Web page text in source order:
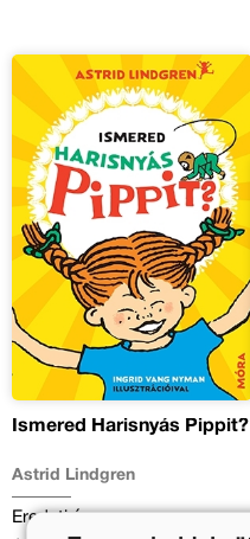
Ismered Harisnyás Pippit?
Astrid Lindgren
Eredeti ár: